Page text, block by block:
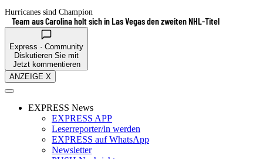
Hurricanes sind Champion
Team aus Carolina holt sich in Las Vegas den zweiten NHL-Titel
Express · Community
Diskutieren Sie mit
Jetzt kommentieren
ANZEIGE X
EXPRESS News
EXPRESS APP
Leserreporter/in werden
EXPRESS auf WhatsApp
Newsletter